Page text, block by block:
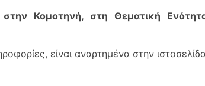
Κομοτηνή, στη Θεματική
είναι αναρτημένα στην